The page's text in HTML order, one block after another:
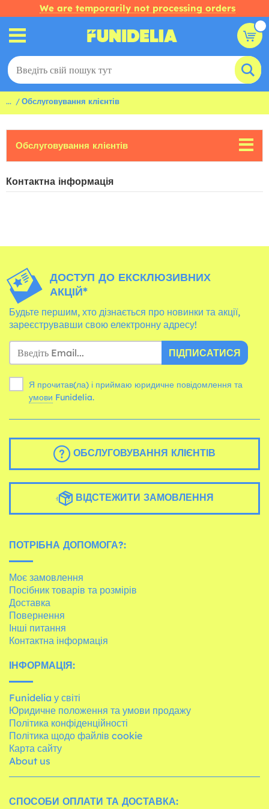
We are temporarily not processing orders
... Обслуговування клієнтів
Обслуговування клієнтів
Контактна інформація
ДОСТУП ДО ЕКСКЛЮЗИВНИХ
АКЦІЙ*
Будьте першим, хто дізнається про новинки та акції,
зареєструвавши свою електронну адресу!
ПІДПИСАТИСЯ
Я прочитав(ла) і приймаю юридичне повідомлення та
умови Funidelia.
ОБСЛУГОВУВАННЯ КЛІЄНТІВ
ВІДСТЕЖИТИ ЗАМОВЛЕННЯ
ПОТРІБНА ДОПОМОГА?:
Моє замовлення
Посібник товарів та розмірів
Доставка
Повернення
Інші питання
Контактна інформація
ІНФОРМАЦІЯ:
Funidelia у світі
Юридичне положення та умови продажу
Політика конфіденційності
Політика щодо файлів cookie
Карта сайту
About us
СПОСОБИ ОПЛАТИ ТА ДОСТАВКА: